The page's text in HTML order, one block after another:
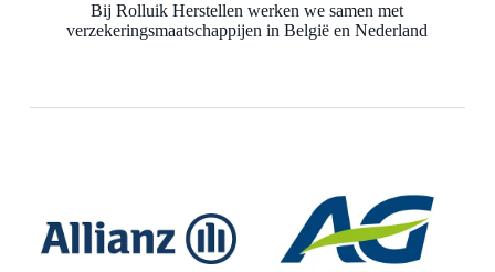
Bij Rolluik Herstellen werken we samen met
verzekeringsmaatschappijen in België en Nederland